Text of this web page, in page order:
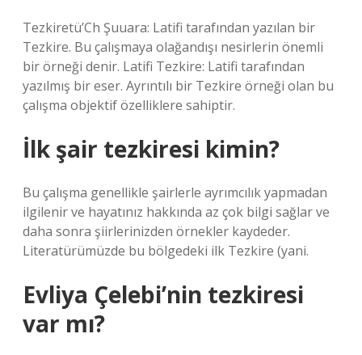
Tezkiretü’Ch Şuuara: Latifi tarafından yazılan bir
Tezkire. Bu çalışmaya olağandışı nesirlerin önemli
bir örneği denir. Latifi Tezkire: Latifi tarafından
yazılmış bir eser. Ayrıntılı bir Tezkire örneği olan bu
çalışma objektif özelliklere sahiptir.
İlk şair tezkiresi kimin?
Bu çalışma genellikle şairlerle ayrımcılık yapmadan
ilgilenir ve hayatınız hakkında az çok bilgi sağlar ve
daha sonra şiirlerinizden örnekler kaydeder.
Literatürümüzde bu bölgedeki ilk Tezkire (yani.
Evliya Çelebi’nin tezkiresi
var mı?